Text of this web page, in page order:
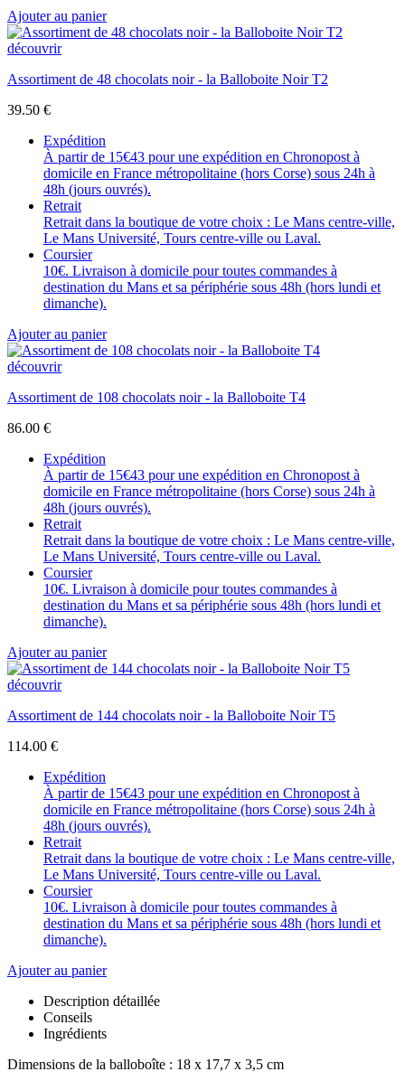
Ajouter au panier
découvrir
Assortiment de 48 chocolats noir - la Balloboite Noir T2
39.50 €
Expédition
À partir de 15€43 pour une expédition en Chronopost à
domicile en France métropolitaine (hors Corse) sous 24h à
48h (jours ouvrés).
Retrait
Retrait dans la boutique de votre choix : Le Mans centre-ville,
Le Mans Université, Tours centre-ville ou Laval.
Coursier
10€. Livraison à domicile pour toutes commandes à
destination du Mans et sa périphérie sous 48h (hors lundi et
dimanche).
Ajouter au panier
découvrir
Assortiment de 108 chocolats noir - la Balloboite T4
86.00 €
Expédition
À partir de 15€43 pour une expédition en Chronopost à
domicile en France métropolitaine (hors Corse) sous 24h à
48h (jours ouvrés).
Retrait
Retrait dans la boutique de votre choix : Le Mans centre-ville,
Le Mans Université, Tours centre-ville ou Laval.
Coursier
10€. Livraison à domicile pour toutes commandes à
destination du Mans et sa périphérie sous 48h (hors lundi et
dimanche).
Ajouter au panier
découvrir
Assortiment de 144 chocolats noir - la Balloboite Noir T5
114.00 €
Expédition
À partir de 15€43 pour une expédition en Chronopost à
domicile en France métropolitaine (hors Corse) sous 24h à
48h (jours ouvrés).
Retrait
Retrait dans la boutique de votre choix : Le Mans centre-ville,
Le Mans Université, Tours centre-ville ou Laval.
Coursier
10€. Livraison à domicile pour toutes commandes à
destination du Mans et sa périphérie sous 48h (hors lundi et
dimanche).
Ajouter au panier
Description détaillée
Conseils
Ingrédients
Dimensions de la balloboîte : 18 x 17,7 x 3,5 cm